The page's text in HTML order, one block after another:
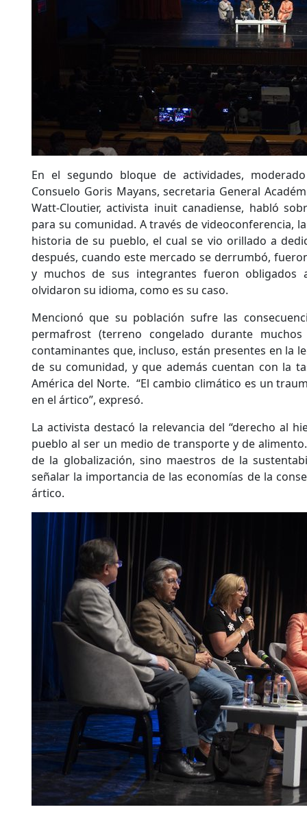
En el segundo bloque de actividades,
Consuelo Goris Mayans, secretaria General
Watt-Cloutier, activista inuit canadiense, habló
para su comunidad. A través de videoconferencia,
historia de su pueblo, el cual se vio orillado a
después, cuando este mercado se derrumbó,
y muchos de sus integrantes fueron obligados
olvidaron su idioma, como es su caso.
Mencionó que su población sufre las
permafrost (terreno congelado durante
contaminantes que, incluso, están presentes en la
de su comunidad, y que además cuentan con la
América del Norte. “El cambio climático es un
en el ártico”, expresó.
La activista destacó la relevancia del “derecho al
pueblo al ser un medio de transporte y de
de la globalización, sino maestros de la
señalar la importancia de las economías de la
ártico.